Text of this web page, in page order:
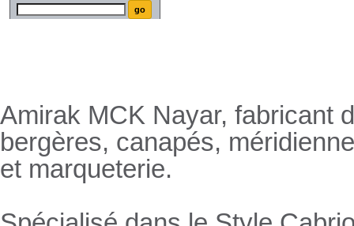
Amirak MCK Nayar, fabricant
bergères, canapés,
et marqueterie.